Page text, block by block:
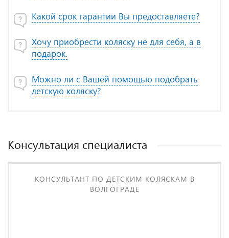
Какой срок гарантии Вы предоставляете?
Хочу приобрести коляску не для себя, а в
подарок.
Можно ли с Вашей помощью подобрать
детскую коляску?
Консультация специалиста
КОНСУЛЬТАНТ ПО ДЕТСКИМ КОЛЯСКАМ В
ВОЛГОГРАДЕ